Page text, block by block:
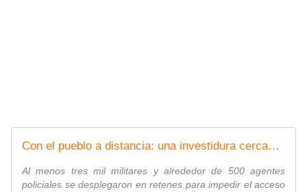
Con el pueblo a distancia: una investidura cercada por retenes - Contra Corriente
Al menos tres mil militares y alrededor de 500 agentes
policiales se desplegaron en retenes para impedir el acceso